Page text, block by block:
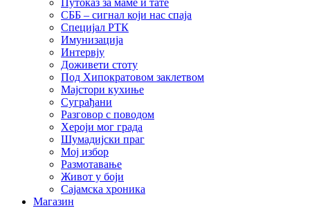
Путоказ за маме и тате
СББ – сигнал који нас спаја
Специјал РТК
Имунизација
Интервју
Доживети стоту
Под Хипократовом заклетвом
Мајстори кухиње
Суграђани
Разговор с поводом
Хероји мог града
Шумадијски праг
Мој избор
Размотавање
Живот у боји
Сајамска хроника
Магазин